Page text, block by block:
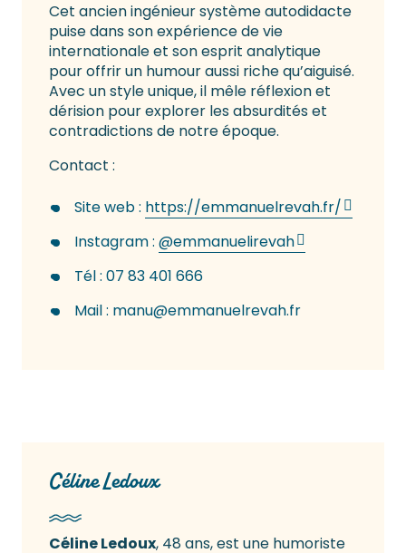
Cet ancien ingénieur système autodidacte
puise dans son expérience de vie
internationale et son esprit analytique
pour offrir un humour aussi riche qu’aiguisé.
Avec un style unique, il mêle réflexion et
dérision pour explorer les absurdités et
contradictions de notre époque.
Contact :
Site web : https://emmanuelrevah.fr/
Instagram : @emmanuelirevah
Tél : 07 83 401 666
Mail : manu@emmanuelrevah.fr
Céline Ledoux
Céline Ledoux, 48 ans, est une humoriste